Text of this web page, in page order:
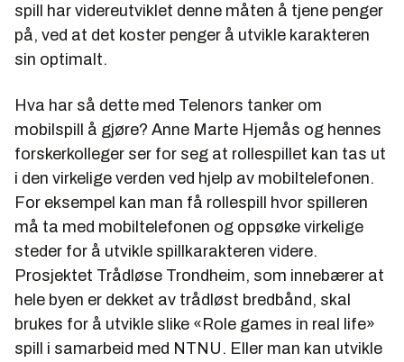
spill har videreutviklet denne måten å tjene penger
på, ved at det koster penger å utvikle karakteren
sin optimalt.
Hva har så dette med Telenors tanker om
mobilspill å gjøre? Anne Marte Hjemås og hennes
forskerkolleger ser for seg at rollespillet kan tas ut
i den virkelige verden ved hjelp av mobiltelefonen.
For eksempel kan man få rollespill hvor spilleren
må ta med mobiltelefonen og oppsøke virkelige
steder for å utvikle spillkarakteren videre.
Prosjektet Trådløse Trondheim, som innebærer at
hele byen er dekket av trådløst bredbånd, skal
brukes for å utvikle slike «Role games in real life»
spill i samarbeid med NTNU. Eller man kan utvikle